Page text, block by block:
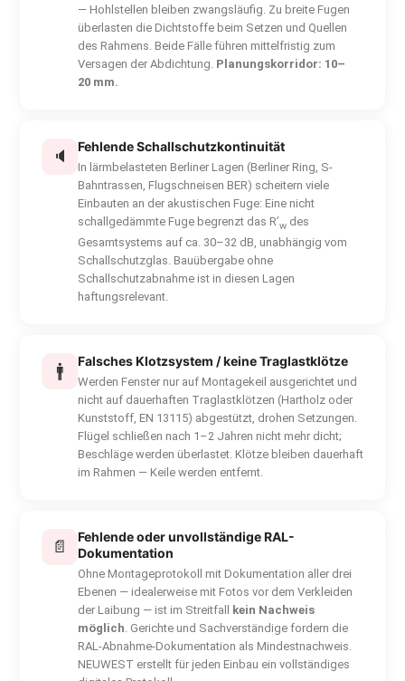
— Hohlstellen bleiben zwangsläufig. Zu breite Fugen
überlasten die Dichtstoffe beim Setzen und Quellen
des Rahmens. Beide Fälle führen mittelfristig zum
Versagen der Abdichtung. Planungskorridor: 10–
20 mm.
🔈
Fehlende Schallschutzkontinuität
In lärmbelasteten Berliner Lagen (Berliner Ring, S-
Bahntrassen, Flugschneisen BER) scheitern viele
Einbauten an der akustischen Fuge: Eine nicht
schallgedämmte Fuge begrenzt das R’w des
Gesamtsystems auf ca. 30–32 dB, unabhängig vom
Schallschutzglas. Bauübergabe ohne
Schallschutzabnahme ist in diesen Lagen
haftungsrelevant.
🚹
Falsches Klotzsystem / keine Traglastklötze
Werden Fenster nur auf Montagekeil ausgerichtet und
nicht auf dauerhaften Traglastklötzen (Hartholz oder
Kunststoff, EN 13115) abgestützt, drohen Setzungen.
Flügel schließen nach 1–2 Jahren nicht mehr dicht;
Beschläge werden überlastet. Klötze bleiben dauerhaft
im Rahmen — Keile werden entfernt.
📄
Fehlende oder unvollständige RAL-
Dokumentation
Ohne Montageprotokoll mit Dokumentation aller drei
Ebenen — idealerweise mit Fotos vor dem Verkleiden
der Laibung — ist im Streitfall
kein Nachweis
möglich . Gerichte und Sachverständige fordern die
RAL-Abnahme-Dokumentation als Mindestnachweis.
NEUWEST erstellt für jeden Einbau ein vollständiges